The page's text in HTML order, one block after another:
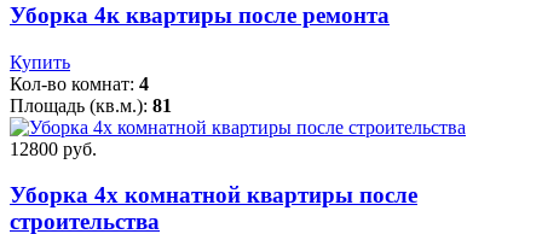
Уборка 4к квартиры после ремонта
Купить
Кол-во комнат: 4
Площадь (кв.м.): 81
12800 pуб.
Уборка 4х комнатной квартиры после
строительства